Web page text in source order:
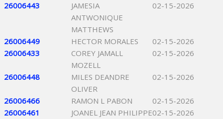
26006443
JAMESIA
ANTWONIQUE
MATTHEWS
02-15-2026
26006449 HECTOR MORALES
02-15-2026
26006433
COREY JAMALL
MOZELL
02-15-2026
26006448
MILES DEANDRE
OLIVER
02-15-2026
26006466 RAMON L PABON
02-15-2026
26006461
JOANEL JEAN PHILIPPE02-15-2026